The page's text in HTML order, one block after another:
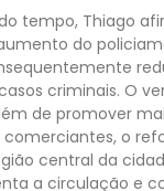
tempo, Thiago
do
criminais. O
de promover
comerciantes, o
central da
a circulação e